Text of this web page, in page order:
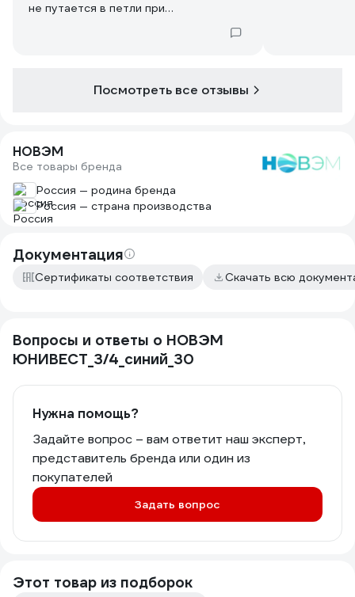
не путается в петли при
перекидывании через борт бочки для
несколько лет пользовались зеленым
Посмотреть все отзывы
НОВЭМ
Все товары бренда
Россия — родина бренда
Россия — страна производства
Документация
Сертификаты соответствия Скачать всю
Вопросы и ответы о НОВЭМ
ЮНИВЕСТ_3/4_синий_30
Нужна помощь?
Задайте вопрос – вам ответит наш эксперт,
представитель бренда или один из
покупателей
Задать вопрос
Этот товар из подборок